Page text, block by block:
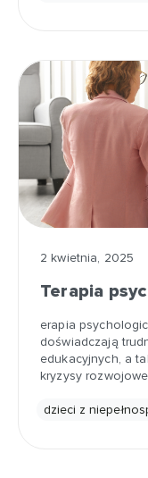
2 kwietnia, 2025
Terapia
erapia
doświadczają
edukacyjnych, a
kryzysy
dzieci z